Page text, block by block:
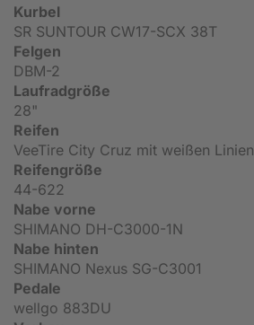
Kurbel
SR SUNTOUR CW17-SCX 38T
Felgen
DBM-2
Laufradgröße
28"
Reifen
VeeTire City Cruz mit weißen Linien
Reifengröße
44-622
Nabe vorne
SHIMANO DH-C3000-1N
Nabe hinten
SHIMANO Nexus SG-C3001
Pedale
wellgo 883DU